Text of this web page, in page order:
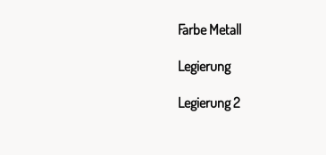
Farbe Metall
Legierung
Legierung 2